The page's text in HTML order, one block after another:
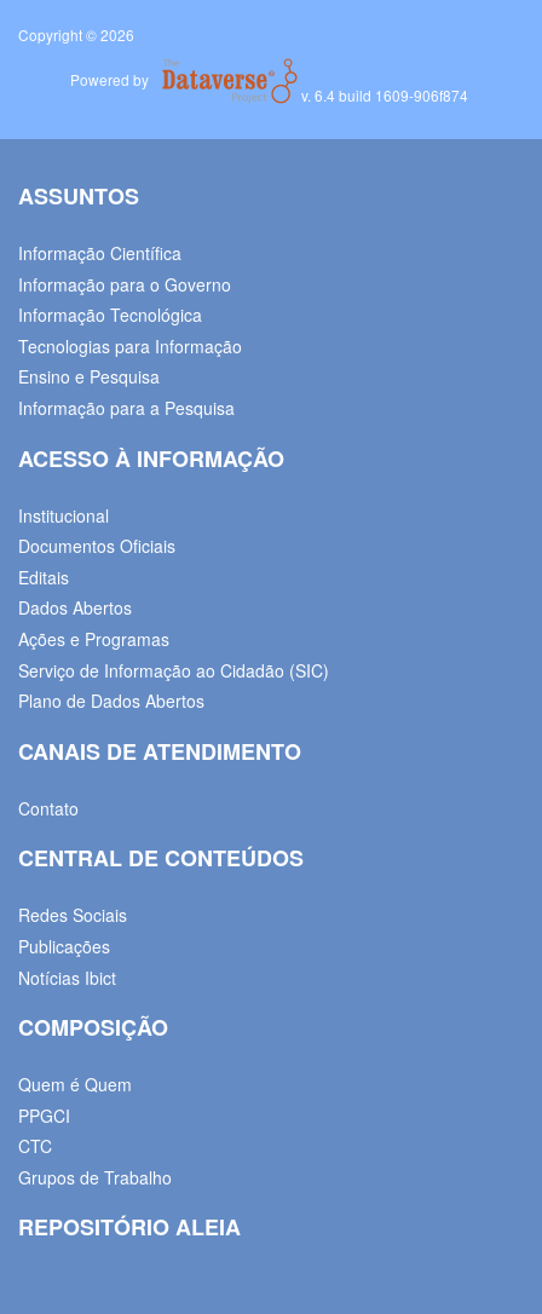
Copyright © 2026
Powered by
v. 6.4 build 1609-906f874
ASSUNTOS
Informação Científica
Informação para o Governo
Informação Tecnológica
Tecnologias para Informação
Ensino e Pesquisa
Informação para a Pesquisa
ACESSO À INFORMAÇÃO
Institucional
Documentos Oficiais
Editais
Dados Abertos
Ações e Programas
Serviço de Informação ao Cidadão (SIC)
Plano de Dados Abertos
CANAIS DE ATENDIMENTO
Contato
CENTRAL DE CONTEÚDOS
Redes Sociais
Publicações
Notícias Ibict
COMPOSIÇÃO
Quem é Quem
PPGCI
CTC
Grupos de Trabalho
REPOSITÓRIO ALEIA